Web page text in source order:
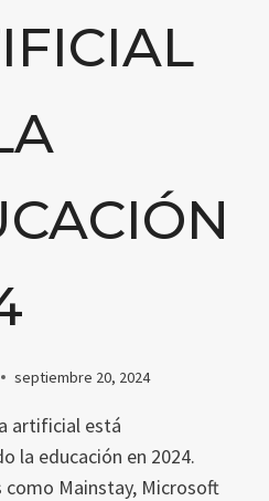
septiembre 20, 2024
artificial está
la educación en 2024.
como Mainstay, Microsoft